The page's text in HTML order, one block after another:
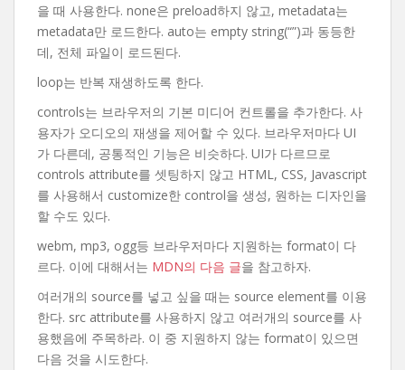
을 때 사용한다. none은 preload하지 않고, metadata는
metadata만 로드한다. auto는 empty string(“”)과 동등한
데, 전체 파일이 로드된다.
loop는 반복 재생하도록 한다.
controls는 브라우저의 기본 미디어 컨트롤을 추가한다. 사
용자가 오디오의 재생을 제어할 수 있다. 브라우저마다 UI
가 다른데, 공통적인 기능은 비슷하다. UI가 다르므로
controls attribute를 셋팅하지 않고 HTML, CSS, Javascript
를 사용해서 customize한 control을 생성, 원하는 디자인을
할 수도 있다.
webm, mp3, ogg등 브라우저마다 지원하는 format이 다
르다. 이에 대해서는 MDN의 다음 글을 참고하자.
여러개의 source를 넣고 싶을 때는 source element를 이용
한다. src attribute를 사용하지 않고 여러개의 source를 사
용했음에 주목하라. 이 중 지원하지 않는 format이 있으면
다음 것을 시도한다.